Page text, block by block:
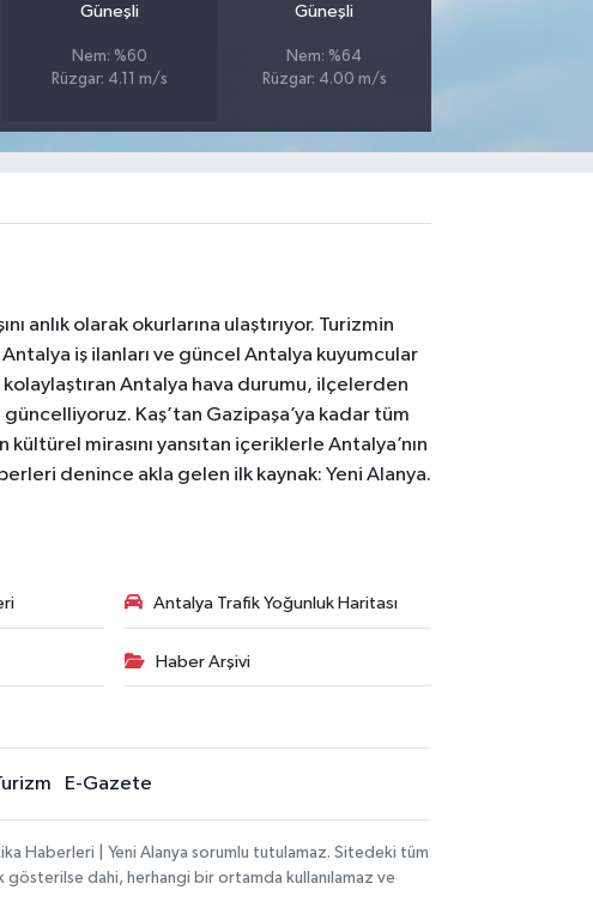
Güneşli
Nem: %60
Rüzgar: 4.11 m/s
Güneşli
Nem: %64
Rüzgar: 4.00 m/s
anlık olarak okurlarına ulaştırıyor. Turizmin
iş ilanları ve güncel Antalya kuyumcular
Antalya hava durumu, ilçelerden
Kaş’tan Gazipaşa’ya kadar tüm
mirasını yansıtan içeriklerle Antalya’nın
denince akla gelen ilk kaynak: Yeni Alanya.
Antalya Trafik Yoğunluk Haritası
Haber Arşivi
E-Gazete
Haberleri | Yeni Alanya sorumlu tutulamaz. Sitedeki tüm
gösterilse dahi, herhangi bir ortamda kullanılamaz ve